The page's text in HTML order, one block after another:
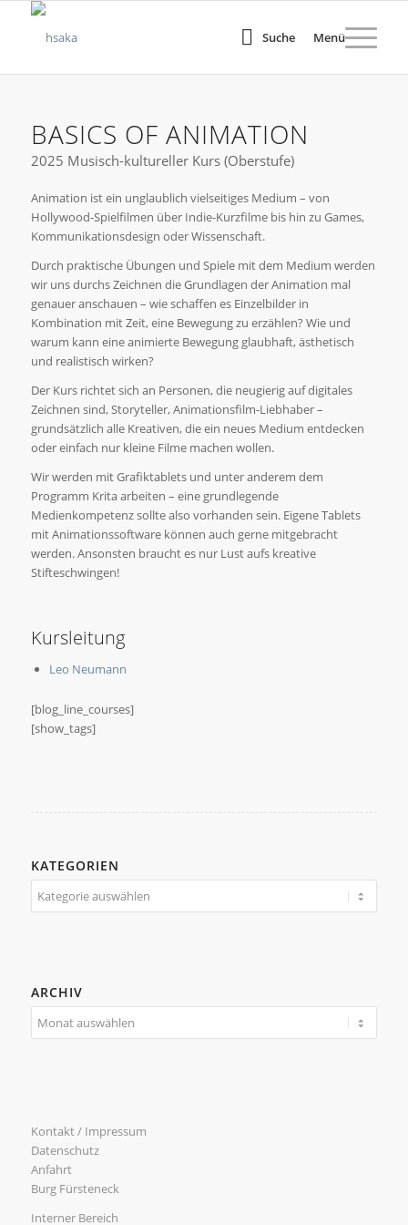
Suche Menü
BASICS OF ANIMATION
2025 Musisch-kultureller Kurs (Oberstufe)
Animation ist ein unglaublich vielseitiges Medium – von
Hollywood-Spielﬁlmen über Indie-Kurzﬁlme bis hin zu Games,
Kommunikationsdesign oder Wissenschaft.
Durch praktische Übungen und Spiele mit dem Medium werden
wir uns durchs Zeichnen die Grundlagen der Animation mal
genauer anschauen – wie schaﬀen es Einzelbilder in
Kombination mit Zeit, eine Bewegung zu erzählen? Wie und
warum kann eine animierte Bewegung glaubhaft, ästhetisch
und realistisch wirken?
Der Kurs richtet sich an Personen, die neugierig auf digitales
Zeichnen sind, Storyteller, Animationsﬁlm-Liebhaber –
grundsätzlich alle Kreativen, die ein neues Medium entdecken
oder einfach nur kleine Filme machen wollen.
Wir werden mit Graﬁktablets und unter anderem dem
Programm Krita arbeiten – eine grundlegende
Medienkompetenz sollte also vorhanden sein. Eigene Tablets
mit Animationssoftware können auch gerne mitgebracht
werden. Ansonsten braucht es nur Lust aufs kreative
Stifteschwingen!
Kursleitung
Leo Neumann
[blog_line_courses]
[show_tags]
KATEGORIEN
Kategorien
ARCHIV
Kontakt / Impressum
Datenschutz
Anfahrt
Burg Fürsteneck
Interner Bereich